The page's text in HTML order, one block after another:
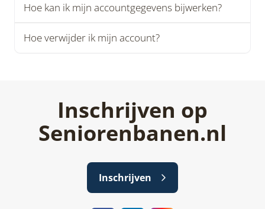
Hoe kan ik mijn accountgegevens bijwerken?
Hoe verwijder ik mijn account?
Inschrijven op
Seniorenbanen.nl
Inschrijven